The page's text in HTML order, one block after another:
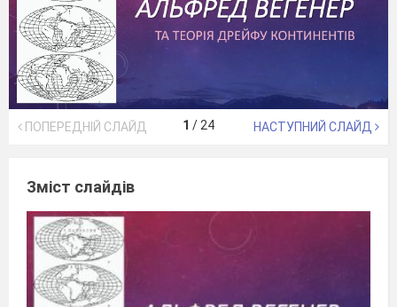
ПОПЕРЕДНІЙ СЛАЙД 1 /24 НАСТУПНИЙ СЛАЙД
Зміст слайдів